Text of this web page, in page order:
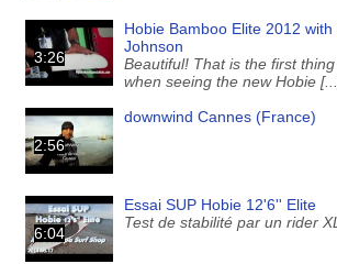
3:26
Hobie Bamboo Elite 2012
Johnson
Beautiful! That is the first
when seeing the new Hobie
2:56
downwind Cannes (France)
6:04
Essai SUP Hobie 12'6'' Elite
Test de stabilité par un rider